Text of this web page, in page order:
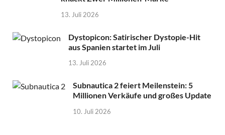
13. Juli 2026
Dystopicon: Satirischer Dystopie-Hit
aus Spanien startet im Juli
13. Juli 2026
Subnautica 2 feiert Meilenstein: 5
Millionen Verkäufe und großes Update
10. Juli 2026